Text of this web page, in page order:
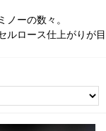
ーの数々。
ルロース仕上がりが目